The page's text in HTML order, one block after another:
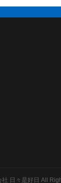
社 日々是好日 All